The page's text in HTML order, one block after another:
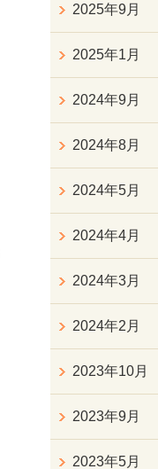
2025年9月
2025年1月
2024年9月
2024年8月
2024年5月
2024年4月
2024年3月
2024年2月
2023年10月
2023年9月
2023年5月